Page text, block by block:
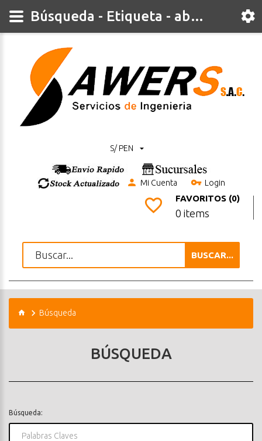
S/ PEN
Mi Cuenta Login
FAVORITOS (0)
0 items
BUSCAR...
Búsqueda
BÚSQUEDA
Búsqueda:
Búsqueda - Etiqueta - abierto